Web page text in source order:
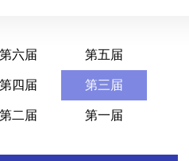
第六届 第五届
第四届 第三届
第二届 第一届